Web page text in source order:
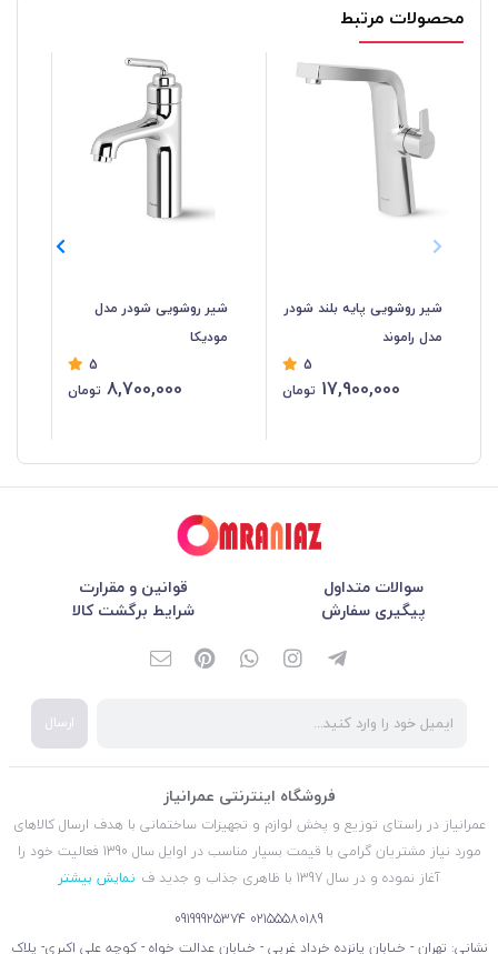
محصولات مرتبط
شیر روشویی پایه بلند شودر
مدل راموند
5
17,900,000 تومان
شیر روشویی شودر مدل
مودیکا
5
8,700,000 تومان
سوالات متداول
قوانین و مقرارت
پیگیری سفارش
شرایط برگشت کالا
ارسال
فروشگاه اینترنتی عمرانیاز
عمرانیاز در راستای توزیع و پخش لوازم و تجهیزات ساختمانی با هدف ارسال کالاهای
مورد نیاز مشتریان گرامی با قیمت بسیار مناسب در اوایل سال 1390 فعالیت خود را
آغاز نموده و در سال 1397 با ظاهری جذاب و جدید ف
نمایش بیشتر
02155580189
09199925374
نشانی: تهران - خیابان پانزده خرداد غربی - خیابان عدالت خواه - کوچه علی اکبری- پلاک